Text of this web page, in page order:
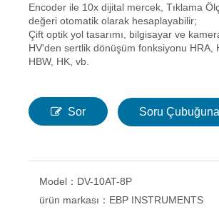
Encoder ile 10x dijital mercek, Tıklama
değeri otomatik olarak hesaplayabilir;
Çift optik yol tasarımı, bilgisayar ve
HV'den sertlik dönüşüm fonksiyonu HRA,
HBW, HK, vb.
Sor Soru
Model： DV-10AT-8P
ürün markası： EBP INSTRUMENTS